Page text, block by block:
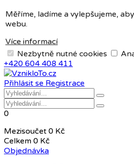
Měříme, ladíme a vylepšujeme,
webu.
Více informací
Nezbytně nutné cookies
Měna:
CZK
CZK
EUR
+420 604 408 411
Přihlásit se Registrace
0
Mezisoučet 0 Kč
Celkem 0 Kč
Objednávka